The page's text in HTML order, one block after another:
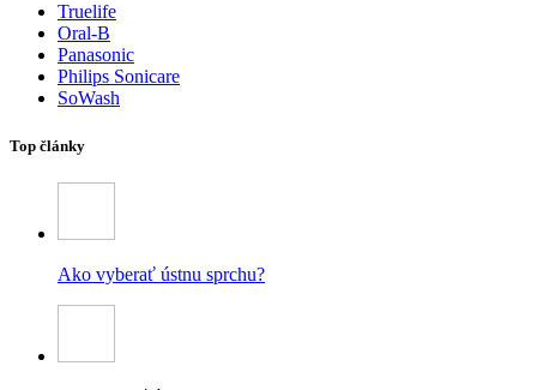
Truelife
Oral-B
Panasonic
Philips Sonicare
SoWash
Top články
Ako vyberať ústnu sprchu?